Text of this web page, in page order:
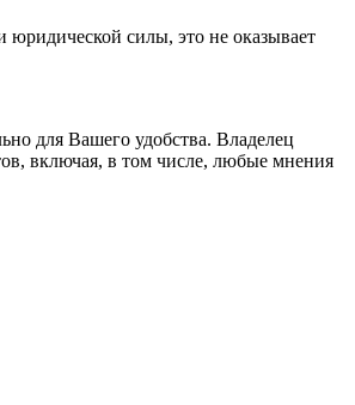
силы, это не оказывает
для Вашего удобства. Владелец
включая, в том числе, любые мнения